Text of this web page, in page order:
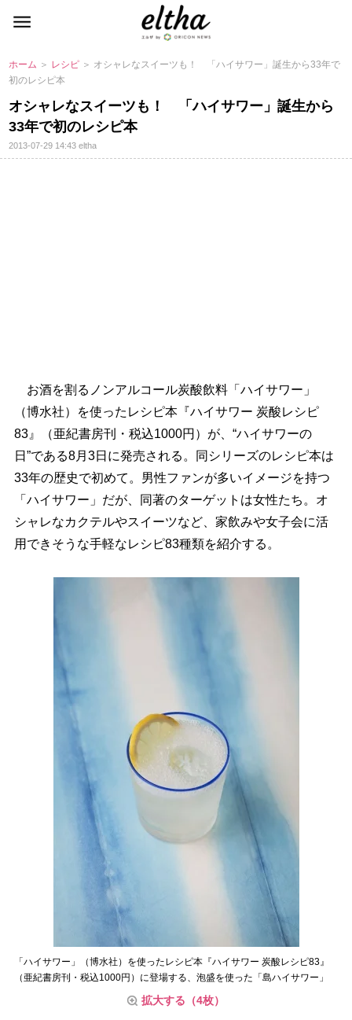
ホーム ＞ レシピ ＞ オシャレなスイーツも！ 「ハイサワー」誕生から33年で
初のレシピ本
オシャレなスイーツも！ 「ハイサワー」誕生から
33年で初のレシピ本
2013-07-29 14:43eltha
お酒を割るノンアルコール炭酸飲料「ハイサワー」
（博水社）を使ったレシピ本『ハイサワー 炭酸レシピ
83』（亜紀書房刊・税込1000円）が、“ハイサワーの
日”である8月3日に発売される。同シリーズのレシピ本は
33年の歴史で初めて。男性ファンが多いイメージを持つ
「ハイサワー」だが、同著のターゲットは女性たち。オ
シャレなカクテルやスイーツなど、家飲みや女子会に活
用できそうな手軽なレシピ83種類を紹介する。
「ハイサワー」（博水社）を使ったレシピ本『ハイサワー 炭酸レシピ83』
（亜紀書房刊・税込1000円）に登場する、泡盛を使った「島ハイサワー」
拡大する（4枚）